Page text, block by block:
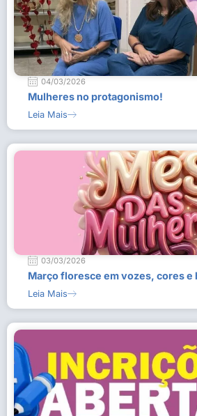
04/03/2026
Mulheres no protagonismo!
Leia Mais
03/03/2026
Março floresce em vozes, cores e
Leia Mais